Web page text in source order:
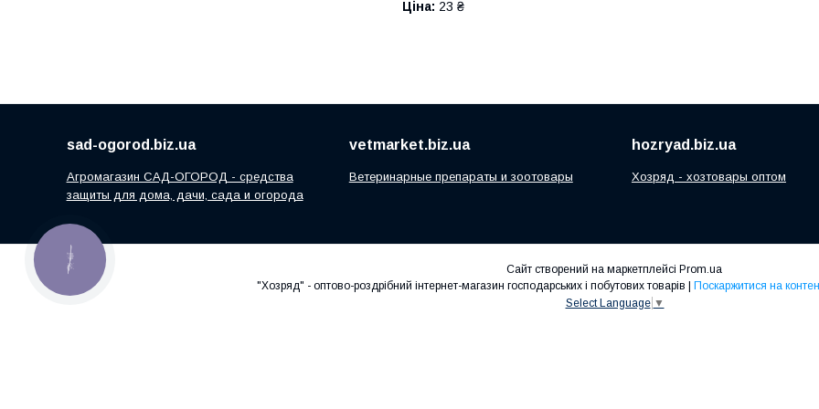
Ціна: 23 ₴
sad-ogorod.biz.ua
Агромагазин САД-ОГОРОД - средства
защиты для дома, дачи, сада и огорода
vetmarket.biz.ua
Ветеринарные препараты и зоотовары
hozryad.biz.ua
Хозряд - хозтовары оптом
Сайт створений на маркетплейсі Prom.ua
"Хозряд" - оптово-роздрібний інтернет-магазин господарських і побутових товарів | Поскаржитися на
Select Language ▼
КНОПКА
ЗВ'ЯЗКУ